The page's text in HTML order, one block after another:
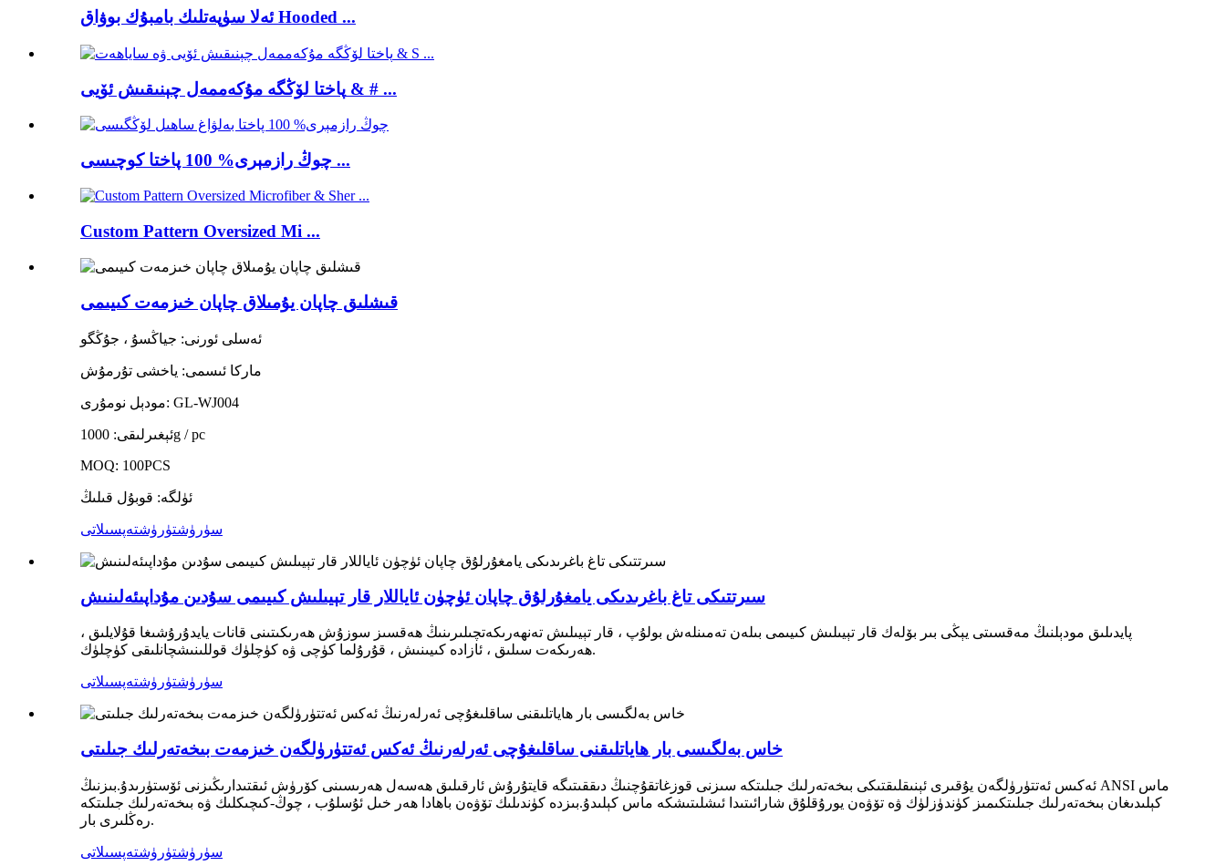
ئەلا سۈپەتلىك بامبۇك بوۋاق Hooded ...
پاختا لۆڭگە مۇكەممەل چېنىقىش ئۆيى & # ...
چوڭ رازمېرى% 100 پاختا كوچىسى ...
Custom Pattern Oversized Mi ...
قىشلىق چاپان يۇمىلاق چاپان خىزمەت كىيىمى
ئەسلى ئورنى: جياڭسۇ ، جۇڭگو
ماركا ئىسمى: ياخشى تۇرمۇش
مودېل نومۇرى: GL-WJ004
ئېغىرلىقى: 1000g / pc
MOQ: 100PCS
ئۈلگە: قوبۇل قىلىڭ
سۈرۈشتۈرۈشتەپسىلاتى
سىرتتىكى تاغ باغرىدىكى يامغۇرلۇق چاپان ئۈچۈن ئاياللار قار تېيىلىش كىيىمى سۇدىن مۇداپىئەلىنىش
پايدىلىق مودېلنىڭ مەقسىتى يېڭى بىر بۆلەك قار تېيىلىش كىيىمى بىلەن تەمىنلەش بولۇپ ، قار تېيىلىش تەنھەرىكەتچىلىرىنىڭ ھەقسىز سوزۇش ھەرىكىتىنى قانات يايدۇرۇشىغا قۇلايلىق ،
ھەرىكەت سىلىق ، ئازادە كىيىنىش ، قۇرۇلما كۈچى ۋە كۈچلۈك قوللىنىشچانلىقى كۈچلۈك.
سۈرۈشتۈرۈشتەپسىلاتى
خاس بەلگىسى بار ھاياتلىقنى ساقلىغۇچى ئەرلەرنىڭ ئەكس ئەتتۈرۈلگەن خىزمەت بىخەتەرلىك جىلىتى
ئەكىس ئەتتۈرۈلگەن يۇقىرى ئېنىقلىقتىكى بىخەتەرلىك جىلىتكە سىزنى قوزغاتقۇچنىڭ دىققىتىگە قايتۇرۇش ئارقىلىق ھەسەل ھەرىسىنى كۆرۈش ئىقتىدارىڭىزنى ئۆستۈرىدۇ.بىزنىڭ ANSI ماس
كېلىدىغان بىخەتەرلىك جىلىتكىمىز كۈندۈزلۈك ۋە تۆۋەن يورۇقلۇق شارائىتىدا ئىشلىتىشكە ماس كېلىدۇ.بىزدە كۈندىلىك تۆۋەن باھادا ھەر خىل ئۇسلۇب ، چوڭ-كىچىكلىك ۋە بىخەتەرلىك جىلىتكە
رەڭلىرى بار.
سۈرۈشتۈرۈشتەپسىلاتى